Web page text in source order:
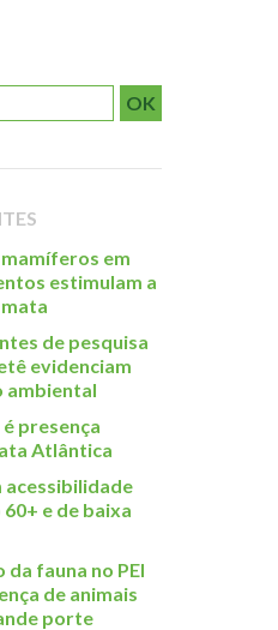
OK
em
estimulam a
de pesquisa
evidenciam
ambiental
presença
Atlântica
acessibilidade
e de baixa
fauna no PEI
de animais
porte